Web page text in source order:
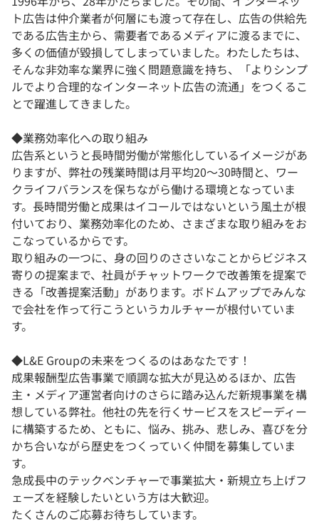
ト広告は仲介業者が何層にも渡って存在し、広告の供給先
である広告主から、需要者であるメディアに渡るまでに、
多くの価値が毀損してしまっていました。わたしたちは、
そんな非効率な業界に強く問題意識を持ち、「よりシンプ
ルでより合理的なインターネット広告の流通」をつくるこ
とで躍進してきました。
◆業務効率化への取り組み
広告系というと長時間労働が常態化しているイメージがあ
りますが、弊社の残業時間は月平均20～30時間と、ワー
クライフバランスを保ちながら働ける環境となっていま
す。長時間労働と成果はイコールではないという風土が根
付いており、業務効率化のため、さまざまな取り組みをお
こなっているからです。
取り組みの一つに、身の回りのささいなことからビジネス
寄りの提案まで、社員がチャットワークで改善策を提案で
きる「改善提案活動」があります。ボドムアップでみんな
で会社を作って行こうというカルチャーが根付いていま
す。
◆L&E Groupの未来をつくるのはあなたです！
成果報酬型広告事業で順調な拡大が見込めるほか、広告
主・メディア運営者向けのさらに踏み込んだ新規事業を構
想している弊社。他社の先を行くサービスをスピーディー
に構築するため、ともに、悩み、挑み、悲しみ、喜びを分
かち合いながら歴史をつくっていく仲間を募集していま
す。
急成長中のテックベンチャーで事業拡大・新規立ち上げフ
ェーズを経験したいという方は大歓迎。
たくさんのご応募お待ちしています。